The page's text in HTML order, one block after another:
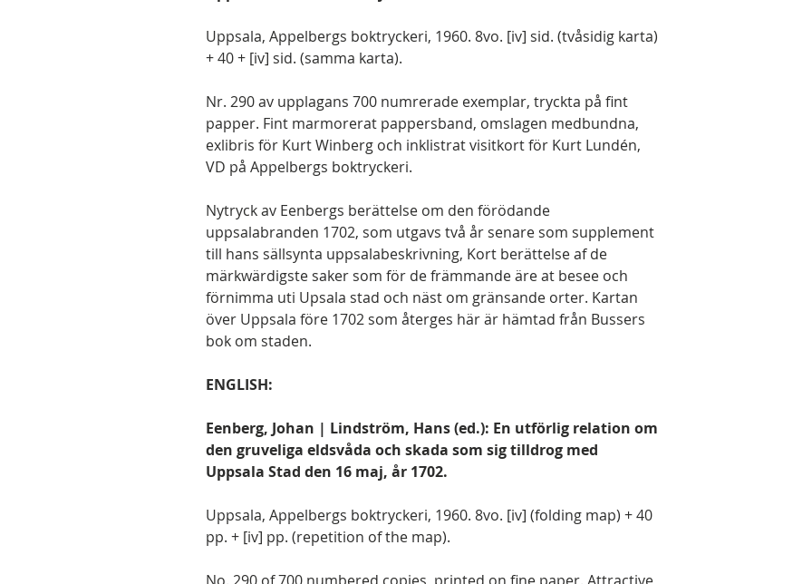
Uppsala, Appelbergs boktryckeri, 1960. 8vo. [iv] sid. (tvåsidig karta)
+ 40 + [iv] sid. (samma karta).
Nr. 290 av upplagans 700 numrerade exemplar, tryckta på fint
papper. Fint marmorerat pappersband, omslagen medbundna,
exlibris för Kurt Winberg och inklistrat visitkort för Kurt Lundén,
VD på Appelbergs boktryckeri.
Nytryck av Eenbergs berättelse om den förödande
uppsalabranden 1702, som utgavs två år senare som supplement
till hans sällsynta uppsalabeskrivning, Kort berättelse af de
märkwärdigste saker som för de främmande äre at besee och
förnimma uti Upsala stad och näst om gränsande orter. Kartan
över Uppsala före 1702 som återges här är hämtad från Bussers
bok om staden.
ENGLISH:
Eenberg, Johan | Lindström, Hans (ed.): En utförlig relation om
den gruveliga eldsvåda och skada som sig tilldrog med
Uppsala Stad den 16 maj, år 1702.
Uppsala, Appelbergs boktryckeri, 1960. 8vo. [iv] (folding map) + 40
pp. + [iv] pp. (repetition of the map).